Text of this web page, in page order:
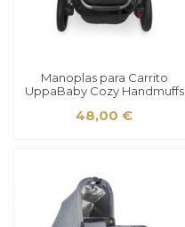
Manoplas para Carrito
UppaBaby Cozy Handmuffs
48,00 €